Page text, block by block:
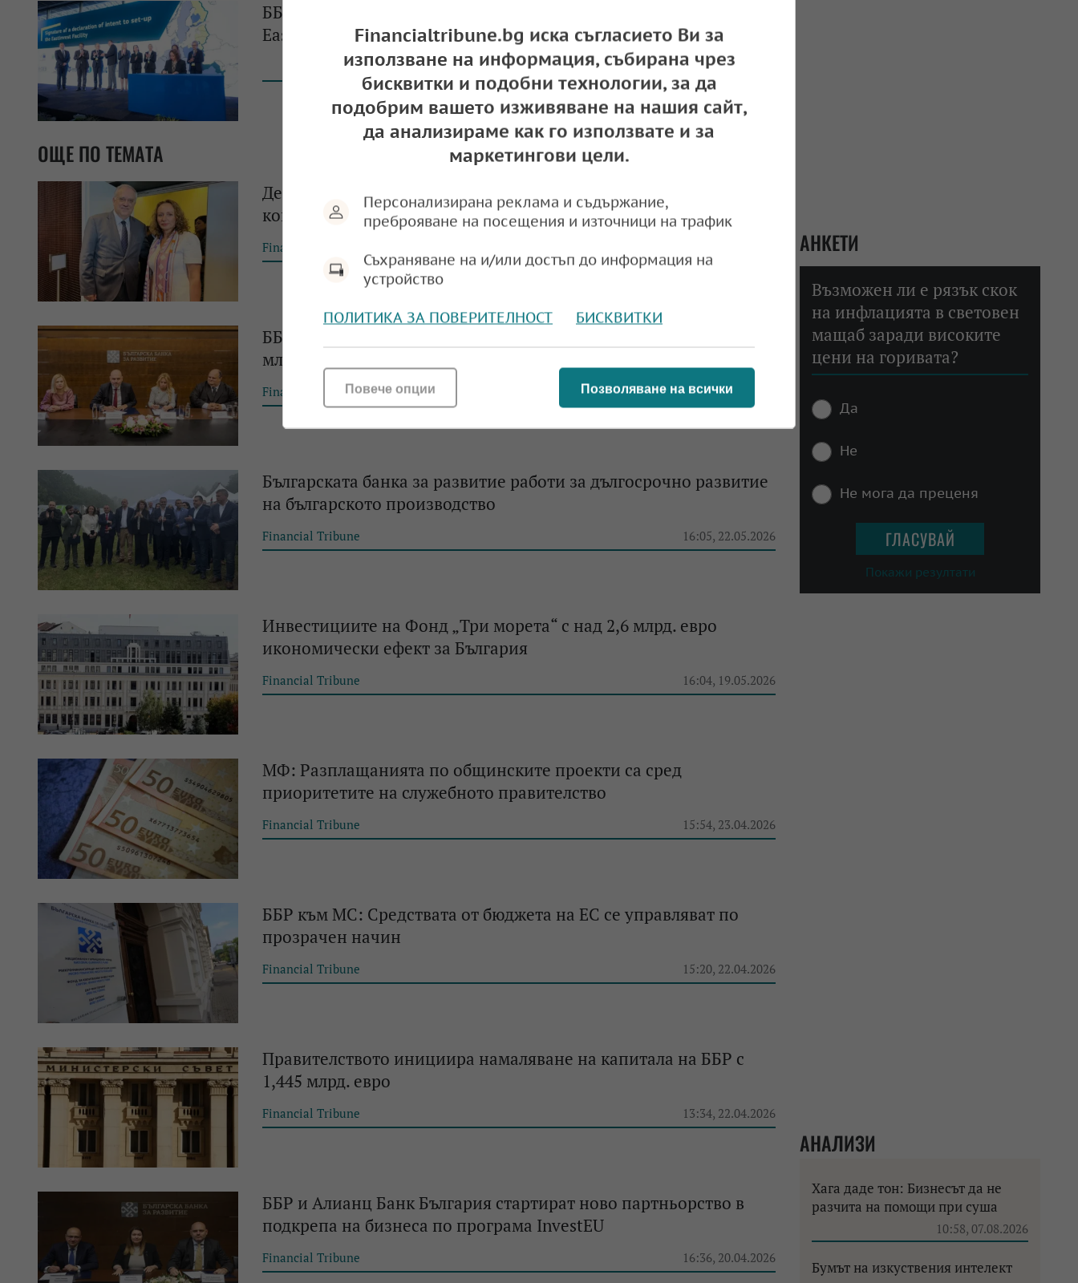
ББР се присъедини към новата финансова инициатива на ЕК -
EastInvest (СНИМКИ)
11:58, 27.02.2026
ОЩЕ ПО ТЕМАТА
Деляна Иванова: ББР може да подкрепи български компании,
които инвестират и развиват дейност в Гърция
Financial Tribune
ББР и Инвестбанк разширяват достъпа на бизнеса до над 30
млн. евро финансиране по InvestEU
Financial Tribune 22:30, 27.05.2026
Българската банка за развитие работи за дългосрочно развитие
на българското производство
Financial Tribune 16:05, 22.05.2026
Инвестициите на Фонд „Три морета“ с над 2,6 млрд. евро
икономически ефект за България
Financial Tribune 16:04, 19.05.2026
МФ: Разплащанията по общинските проекти са сред
приоритетите на служебното правителство
Financial Tribune 15:54, 23.04.2026
ББР към МС: Средствата от бюджета на ЕС се управляват по
прозрачен начин
Financial Tribune 15:20, 22.04.2026
Правителството инициира намаляване на капитала на ББР с
1,445 млрд. евро
Financial Tribune 13:34, 22.04.2026
ББР и Алианц Банк България стартират ново партньорство в
подкрепа на бизнеса по програма InvestEU
Financial Tribune 16:36, 20.04.2026
АНКЕТИ
Възможен ли е рязък скок
на инфлацията в световен
мащаб заради високите
цени на горивата?
Да
Не
Не мога да преценя
Покажи резултати
АНАЛИЗИ
Хага даде тон: Бизнесът да не
разчита на помощи при суша
10:58, 07.08.2026
Бумът на изкуствения интелект
Financialtribune.bg иска съгласието Ви за
използване на информация, събирана чрез
бисквитки и подобни технологии, за да
подобрим вашето изживяване на нашия сайт,
да анализираме как го използвате и за
маркетингови цели.
Персонализирана реклама и съдържание,
преброяване на посещения и източници на трафик
Съхраняване на и/или достъп до информация на
устройство
ПОЛИТИКА ЗА ПОВЕРИТЕЛНОСТ БИСКВИТКИ
Позволяване на всички
Повече опции